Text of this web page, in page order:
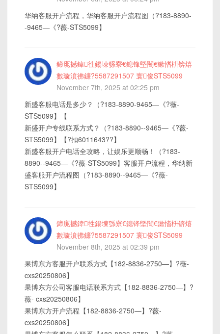
华纳客服开户流程，华纳客服开户流程图（?183-8890-
-9465—《?薇-STS5099】
鍗庣撼鍏徃鍚堜綔寮€鎴锋墍闇€鏉愭枡锛熺
數璇濆彿鐮?5587291507 寰俊STS5099
November 7th, 2025 at 02:25 pm
新盛客服电话是多少？（?183-8890-9465—《?薇-
STS5099】【
新盛开户专线联系方式？（?183-8890--9465—《?薇-
STS5099】【?扣6011643??】
新盛客服开户电话全攻略，让娱乐更顺畅！（?183-
8890--9465—《?薇-STS5099】客服开户流程，华纳新
盛客服开户流程图（?183-8890--9465—《?薇-
STS5099】
鍗庣撼鍏徃鍚堜綔寮€鎴锋墍闇€鏉愭枡锛熺
數璇濆彿鐮?5587291507 寰俊STS5099
November 8th, 2025 at 02:39 pm
果博东方客服开户联系方式【182-8836-2750—】?薇-
cxs20250806】
果博东方公司客服电话联系方式【182-8836-2750—】?
薇- cxs20250806】
果博东方开户流程【182-8836-2750—】?薇-
cxs20250806】